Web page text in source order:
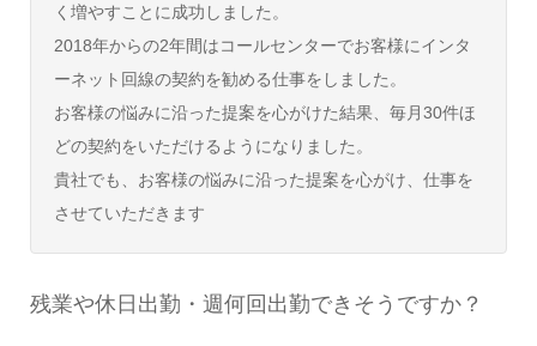
く増やすことに成功しました。
2018年からの2年間はコールセンターでお客様にインタ
ーネット回線の契約を勧める仕事をしました。
お客様の悩みに沿った提案を心がけた結果、毎月30件ほ
どの契約をいただけるようになりました。
貴社でも、お客様の悩みに沿った提案を心がけ、仕事を
させていただきます
残業や休日出勤・週何回出勤できそうですか？